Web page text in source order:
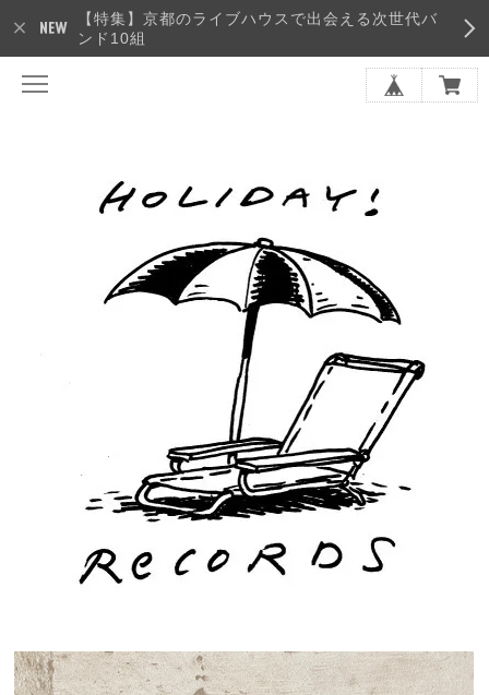
【特集】京都のライブハウスで出会える次世代バ
ンド10組